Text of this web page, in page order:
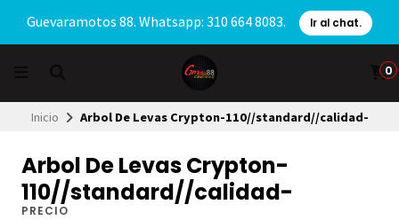
Guevaramotos 88. Whatsapp: 310 664 8083. Ir al chat.
0
Inicio Arbol De Levas Crypton-110//standard//calidad-
Arbol De Levas Crypton-
110//standard//calidad-
PRECIO